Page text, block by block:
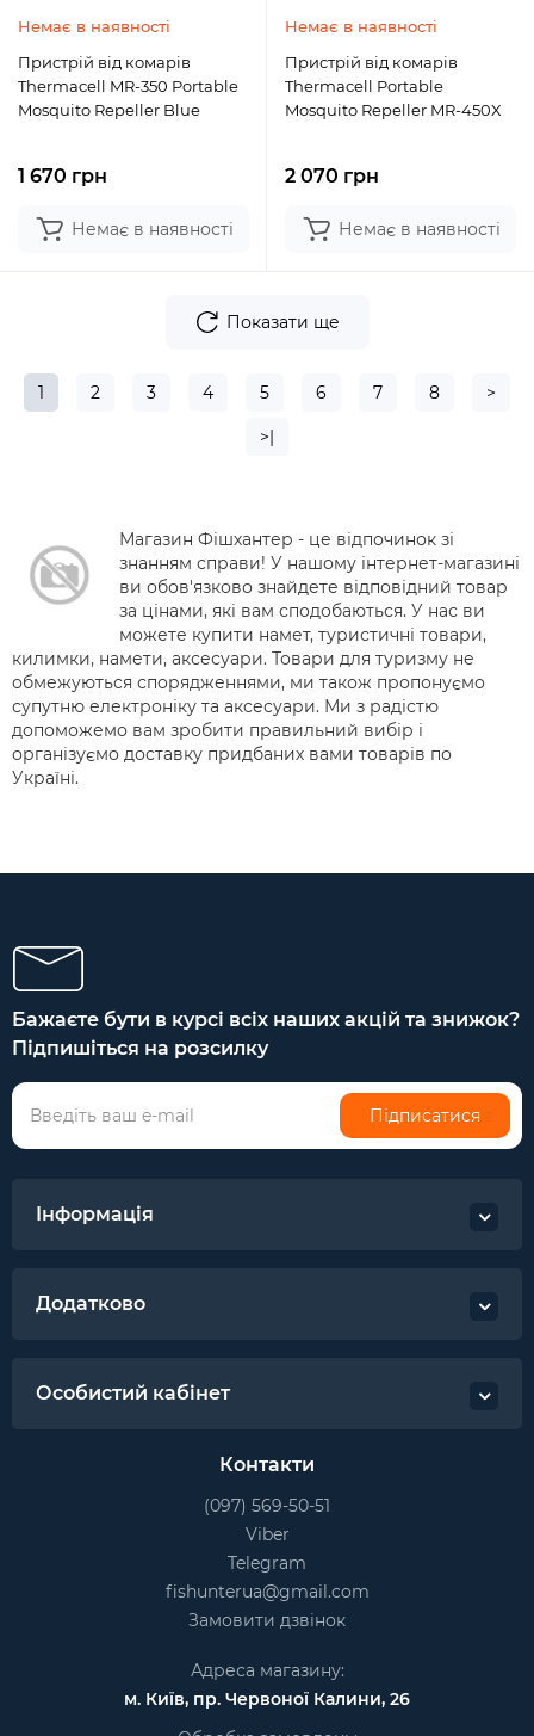
Немає в наявності
Пристрій від комарів
Thermacell MR-350 Portable
Mosquito Repeller Blue
1 670 грн
Немає в наявності
Немає в наявності
Пристрій від комарів
Thermacell Portable
Mosquito Repeller MR-450X
2 070 грн
Немає в наявності
Показати ще
1 2 3 4 5 6 7 8 >
>|
Магазин Фішхантер - це відпочинок зі
знанням справи! У нашому інтернет-магазині
ви обов'язково знайдете відповідний товар
за цінами, які вам сподобаються. У нас ви
можете купити намет, туристичні товари,
килимки, намети, аксесуари. Товари для туризму не
обмежуються спорядженнями, ми також пропонуємо
супутню електроніку та аксесуари. Ми з радістю
допоможемо вам зробити правильний вибір і
організуємо доставку придбаних вами товарів по
Україні.
Бажаєте бути в курсі всіх наших акцій та знижок?
Підпишіться на розсилку
Підписатися
Інформація
Додатково
Особистий кабінет
Контакти
(097) 569-50-51
Viber
Telegram
fishunterua@gmail.com
Замовити дзвінок
Адреса магазину:
м. Київ, пр. Червоної Калини, 26